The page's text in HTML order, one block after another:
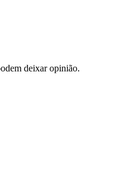
deixar opinião.